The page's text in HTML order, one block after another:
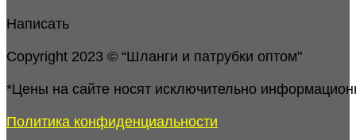
Написать
Copyright 2023 © “Шланги и патрубки оптом"
*Цены на сайте носят исключительно
Политика конфиденциальности